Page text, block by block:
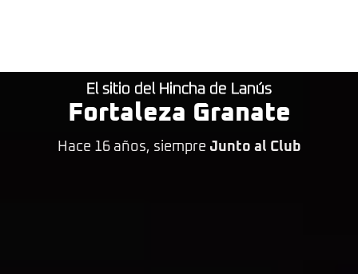
El sitio del Hincha de Lanús
Fortaleza Granate
Hace 16 años, siempre Junto al Club